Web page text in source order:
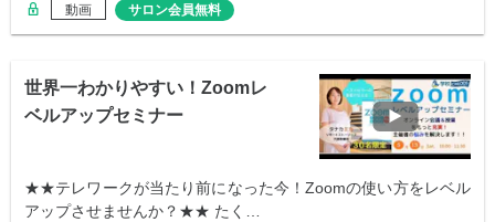
動画 サロン会員無料
世界一わかりやすい！Zoomレ
ベルアップセミナー
★★テレワークが当たり前になった今！Zoomの使い方をレベル
アップさせませんか？★★ たく…